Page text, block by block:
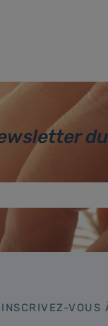
du
INSCRIVEZ-VOUS